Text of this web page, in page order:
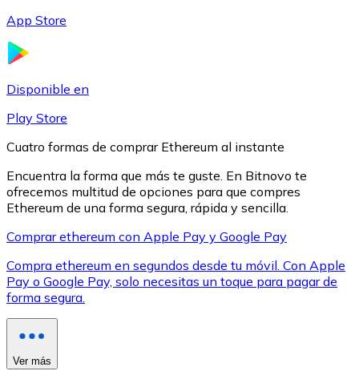
XRP
Ver todo
Compra criptomonedas con efectivo en tu tienda más
Comprar con efectivo
App Store
Disponible en
Play Store
Cuatro formas de comprar Ethereum al instante
Encuentra la forma que más te guste. En Bitnovo te
ofrecemos multitud de opciones para que compres
Ethereum de una forma segura, rápida y sencilla.
Comprar ethereum con Apple Pay y Google Pay
Compra ethereum en segundos desde tu móvil. Con Apple
Pay o Google Pay, solo necesitas un toque para pagar de
forma segura.
Ver más